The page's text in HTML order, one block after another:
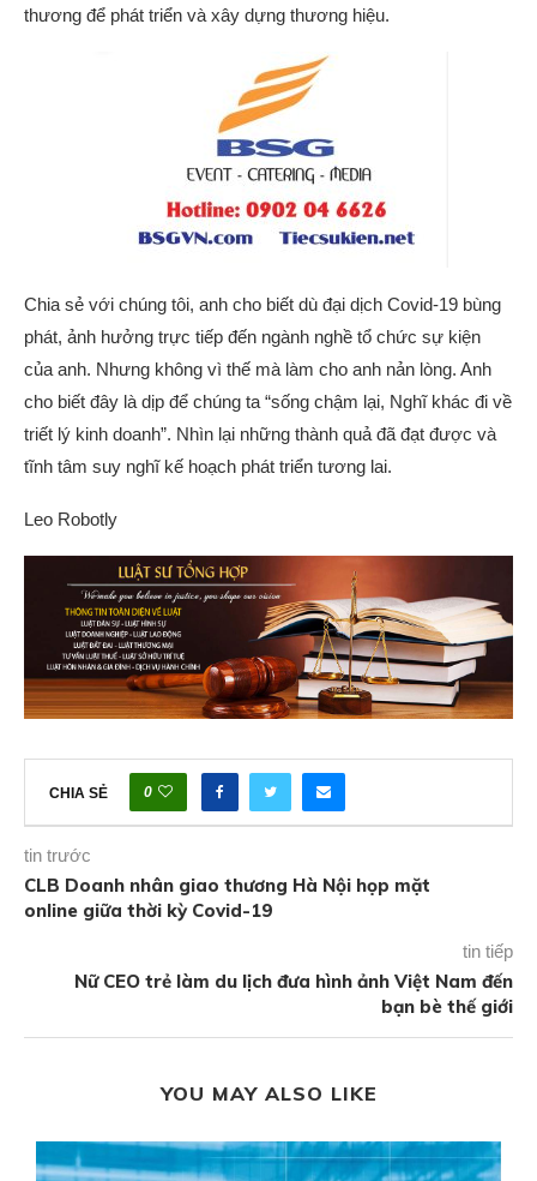
thương để phát triển và xây dựng thương hiệu.
Chia sẻ với chúng tôi, anh cho biết dù đại dịch Covid-19 bùng
phát, ảnh hưởng trực tiếp đến ngành nghề tổ chức sự kiện
của anh. Nhưng không vì thế mà làm cho anh nản lòng. Anh
cho biết đây là dịp để chúng ta “sống chậm lại, Nghĩ khác đi về
triết lý kinh doanh”. Nhìn lại những thành quả đã đạt được và
tĩnh tâm suy nghĩ kế hoạch phát triển tương lai.
Leo Robotly
CHIA SẺ 0
tin trước
CLB Doanh nhân giao thương Hà Nội họp mặt
online giữa thời kỳ Covid-19
tin tiếp
Nữ CEO trẻ làm du lịch đưa hình ảnh Việt Nam đến
bạn bè thế giới
YOU MAY ALSO LIKE